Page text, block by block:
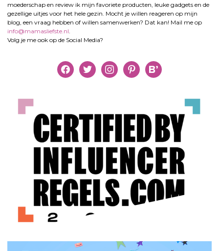
moederschap en review ik mijn favoriete producten, leuke gadgets en de
gezellige uitjes voor het hele gezin. Mocht je willen reageren op mijn
blog, een vraag hebben of willen samenwerken? Dat kan! Mail me op
info@mamasliefste.nl
Volg je me ook op de Social Media?
facebooktwitter instagrampinterestbloglovin